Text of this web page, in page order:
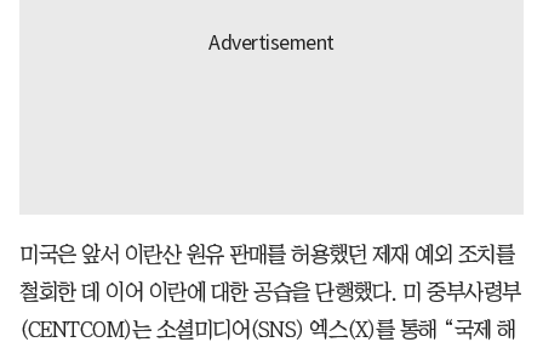
미국은 앞서 이란산 원유 판매를 허용했던 제재 예외 조치를
철회한 데 이어 이란에 대한 공습을 단행했다. 미 중부사령부
(CENTCOM)는 소셜미디어(SNS) 엑스(X)를 통해 “국제 해